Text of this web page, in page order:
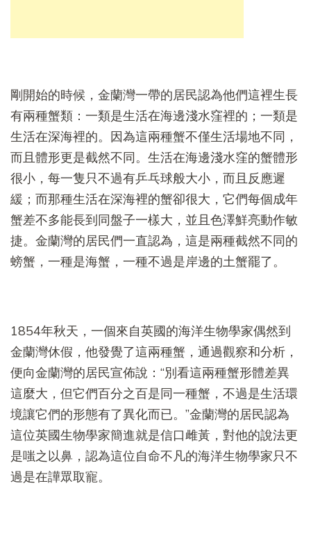
剛開始的時候，金蘭灣一帶的居民認為他們這裡生長
有兩種蟹類：一類是生活在海邊淺水窪裡的；一類是
生活在深海裡的。因為這兩種蟹不僅生活場地不同，
而且體形更是截然不同。生活在海邊淺水窪的蟹體形
很小，每一隻只不過有乒乓球般大小，而且反應遲
緩；而那種生活在深海裡的蟹卻很大，它們每個成年
蟹差不多能長到同盤子一樣大，並且色澤鮮亮動作敏
捷。金蘭灣的居民們一直認為，這是兩種截然不同的
螃蟹，一種是海蟹，一種不過是岸邊的土蟹罷了。
1854年秋天，一個來自英國的海洋生物學家偶然到
金蘭灣休假，他發覺了這兩種蟹，通過觀察和分析，
便向金蘭灣的居民宣佈說：“別看這兩種蟹形體差異
這麼大，但它們百分之百是同一種蟹，不過是生活環
境讓它們的形態有了異化而已。”金蘭灣的居民認為
這位英國生物學家簡進就是信口雌黃，對他的說法更
是嗤之以鼻，認為這位自命不凡的海洋生物學家只不
過是在譁眾取寵。